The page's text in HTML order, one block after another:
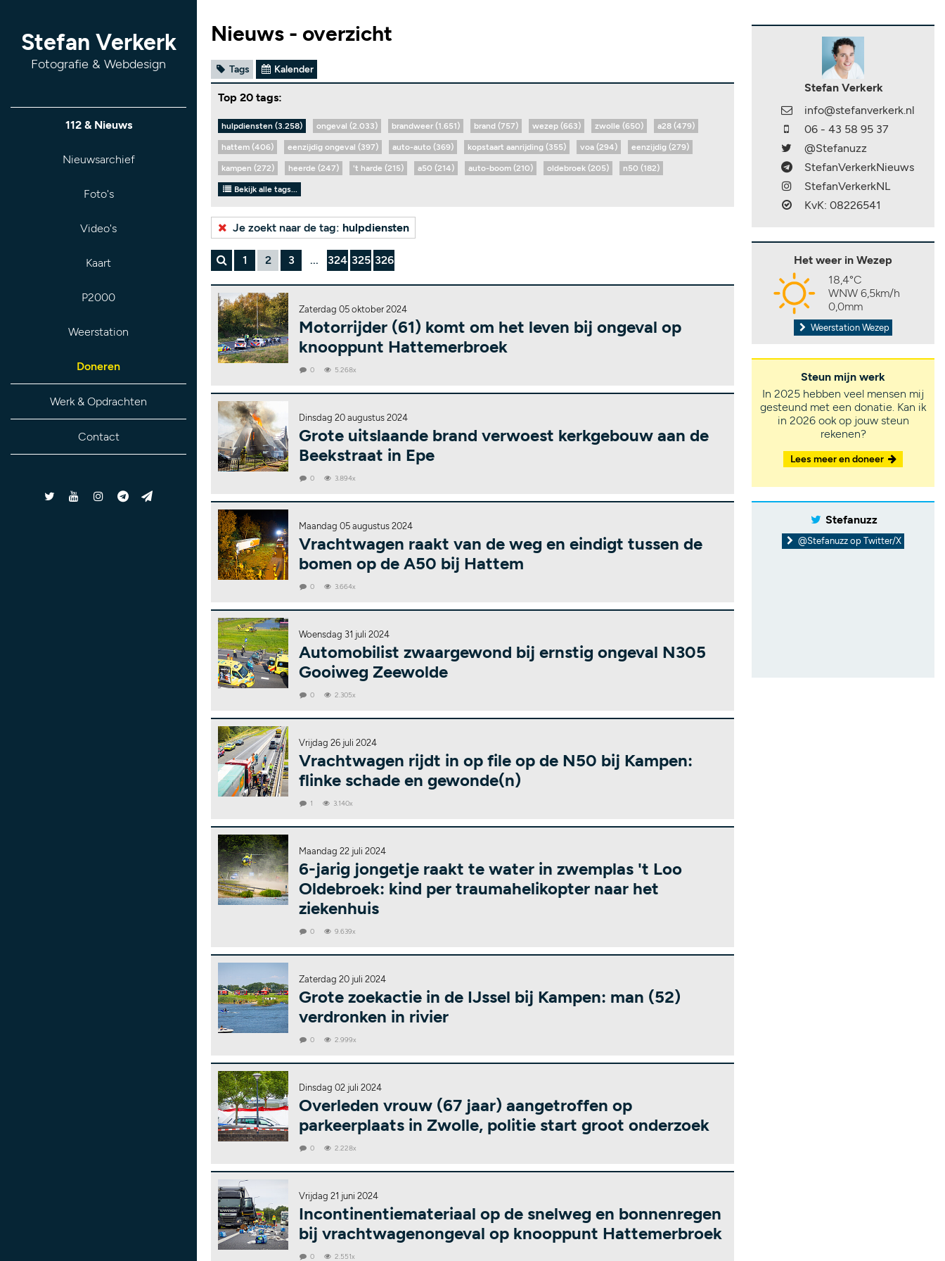
Stefan Verkerk
Fotografie & Webdesign
112 & Nieuws
Nieuwsarchief
Foto's
Video's
Kaart
P2000
Weerstation
Doneren
Werk & Opdrachten
Contact
Nieuws - overzicht
Tags Kalender
Top 20 tags:
hulpdiensten (3.258) ongeval (2.033) brandweer (1.651) brand (757) wezep (663) zwolle (650) a28 (479)
hattem (406) eenzijdig ongeval (397) auto-auto (369) kopstaart aanrijding (355) voa (294) eenzijdig (279)
kampen (272) heerde (247) 't harde (215) a50 (214) auto-boom (210) oldebroek (205) n50 (182)
Bekijk alle tags...
Je zoekt naar de tag: hulpdiensten
1 2 3 ... 324 325 326
Zaterdag 05 oktober 2024
Motorrijder (61) komt om het leven bij ongeval op
knooppunt Hattemerbroek
0 5.268x
Dinsdag 20 augustus 2024
Grote uitslaande brand verwoest kerkgebouw aan de
Beekstraat in Epe
0 3.894x
Maandag 05 augustus 2024
Vrachtwagen raakt van de weg en eindigt tussen de
bomen op de A50 bij Hattem
0 3.664x
Woensdag 31 juli 2024
Automobilist zwaargewond bij ernstig ongeval N305
Gooiweg Zeewolde
0 2.305x
Vrijdag 26 juli 2024
Vrachtwagen rijdt in op file op de N50 bij Kampen:
flinke schade en gewonde(n)
1 3.140x
Maandag 22 juli 2024
6-jarig jongetje raakt te water in zwemplas 't Loo
Oldebroek: kind per traumahelikopter naar het
ziekenhuis
0 9.639x
Zaterdag 20 juli 2024
Grote zoekactie in de IJssel bij Kampen: man (52)
verdronken in rivier
0 2.999x
Dinsdag 02 juli 2024
Overleden vrouw (67 jaar) aangetroffen op
parkeerplaats in Zwolle, politie start groot onderzoek
0 2.228x
Vrijdag 21 juni 2024
Incontinentiemateriaal op de snelweg en bonnenregen
bij vrachtwagenongeval op knooppunt Hattemerbroek
0 2.551x
Stefan Verkerk
info@stefanverkerk.nl
06 - 43 58 95 37
@Stefanuzz
StefanVerkerkNieuws
StefanVerkerkNL
KvK: 08226541
Het weer in Wezep
18,4°C
WNW 6,5km/h
0,0mm
Weerstation Wezep
Steun mijn werk
In 2025 hebben veel mensen mij
gesteund met een donatie. Kan ik
in 2026 ook op jouw steun
rekenen?
Lees meer en doneer
Stefanuzz
@Stefanuzz op Twitter/X